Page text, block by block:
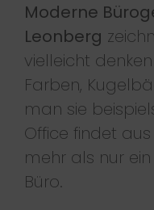
Moderne
Leonberg
vielleicht
Farben,
man sie
Office findet
mehr als nur ein
Büro.